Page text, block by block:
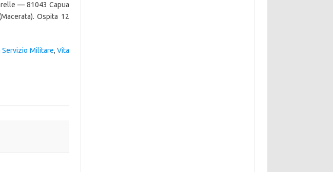
— 81043 Capua
Ospita 12
Servizio Militare, Vita